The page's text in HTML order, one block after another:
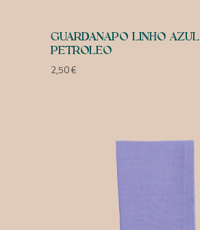
GUARDANAPO LINHO AZUL
PETROLEO
2,50€